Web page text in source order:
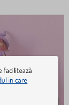
facilitează
în care